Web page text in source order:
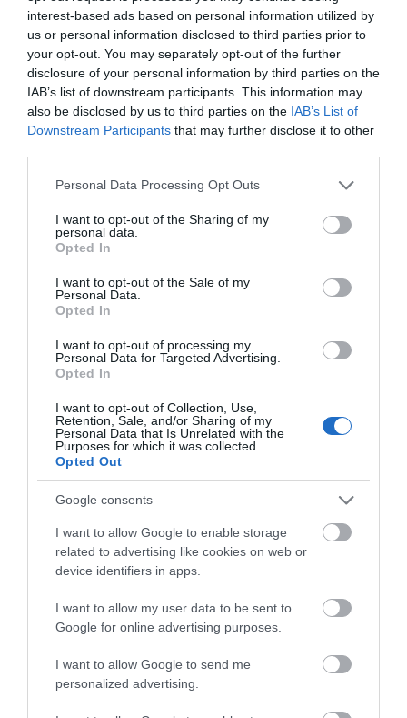
interest-based ads based on personal information utilized by
us or personal information disclosed to third parties prior to
your opt-out. You may separately opt-out of the further
disclosure of your personal information by third parties on the
IAB’s list of downstream participants. This information may
also be disclosed by us to third parties on the IAB’s List of
Downstream Participants that may further disclose it to other
Please note that this website/app uses one or more Google
not limited to your visit or usage behaviour. You may click to
grant or deny consent to Google and its third-party tags to
use your data for below specified purposes in below Google
consent section.
Personal Data Processing Opt Outs
I want to opt-out of the Sharing of my
personal data.
Opted In
I want to opt-out of the Sale of my
Personal Data.
Opted In
I want to opt-out of processing my
Personal Data for Targeted Advertising.
Opted In
I want to opt-out of Collection, Use,
Retention, Sale, and/or Sharing of my
Personal Data that Is Unrelated with the
Purposes for which it was collected.
Opted Out
Google consents
I want to allow Google to enable storage
related to advertising like cookies on web or
device identifiers in apps.
I want to allow my user data to be sent to
Google for online advertising purposes.
I want to allow Google to send me
personalized advertising.
απασχοληση παραμενω εχω και 4 χρονια !!!
ΑΠΆΝΤΗΣΗ
ΑΦΉΣΤΕ ΈΝΑ ΣΧΌΛΙΟ
Η ηλ. διεύθυνση σας δεν δημοσιεύεται. Τα υποχρεωτικά πεδία
Αποθήκευσε το όνομά μου, email, και τον ιστότοπο μου σε
αυτόν τον πλοηγό για την επόμενη φορά που θα σχολιάσω.